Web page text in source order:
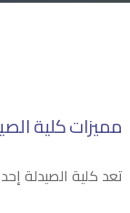
مميزات كلية
تعد كلية الصيدلة